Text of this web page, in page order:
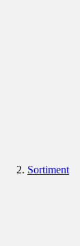
Sortiment